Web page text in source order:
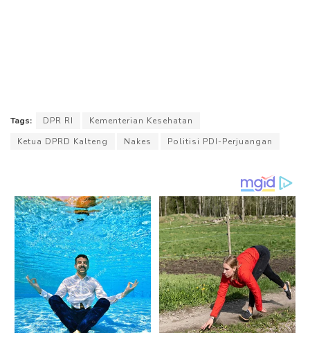
Tags: DPR RI
Kementerian Kesehatan
Ketua DPRD Kalteng
Nakes Politisi PDI-Perjuangan